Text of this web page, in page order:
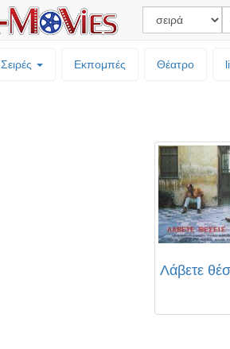
Σειρές Εκπομπές Θέατρο
Λάβετε